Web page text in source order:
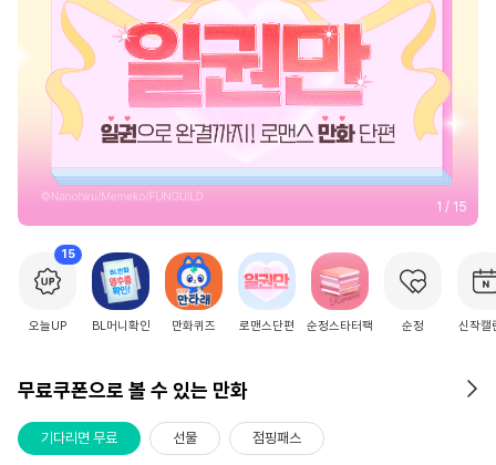
2 / 15
15
오늘UP BL머니확인 만화퀴즈 로맨스단편 순정스타터팩 순정 신작캘
무료쿠폰으로 볼 수 있는 만화
기다리면 무료 선물 점핑패스